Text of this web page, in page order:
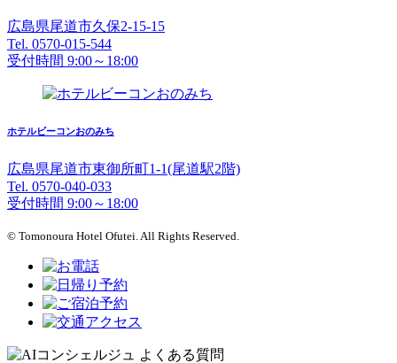
広島県尾道市久保2-15-15
Tel. 0570-015-544
受付時間 9:00～18:00
ホテルビーコンおのみち
広島県尾道市東御所町1-1(尾道駅2階)
Tel. 0570-040-033
受付時間 9:00～18:00
© Tomonoura Hotel Ofutei. All Rights Reserved.